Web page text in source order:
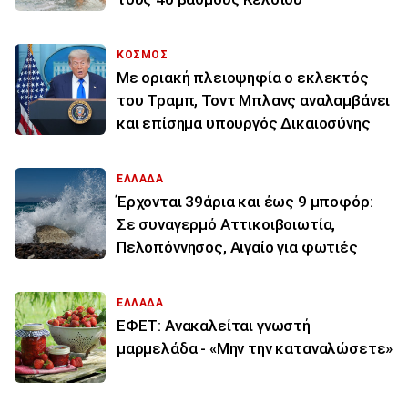
ΚΟΣΜΟΣ
Με οριακή πλειοψηφία ο εκλεκτός
του Τραμπ, Τοντ Μπλανς αναλαμβάνει
και επίσημα υπουργός Δικαιοσύνης
ΕΛΛΑΔΑ
Έρχονται 39άρια και έως 9 μποφόρ:
Σε συναγερμό Αττικοιβοιωτία,
Πελοπόννησος, Αιγαίο για φωτιές
ΕΛΛΑΔΑ
ΕΦΕΤ: Ανακαλείται γνωστή
μαρμελάδα - «Μην την καταναλώσετε»